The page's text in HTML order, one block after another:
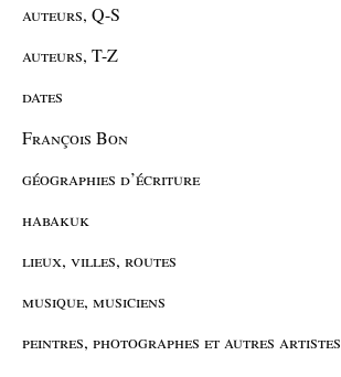
auteurs, Q-S
auteurs, T-Z
dates
François Bon
géographies d’écriture
habakuk
lieux, villes, routes
musique, musiciens
peintres, photographes et autres artistes